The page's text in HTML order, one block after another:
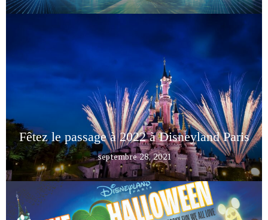
Fêtez le passage à 2022 à Disneyland Paris
septembre 28, 2021